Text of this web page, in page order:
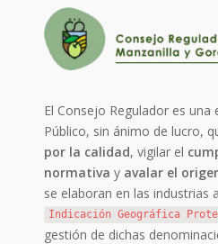
El Consejo Regulador es una
Público, sin ánimo de lucro,
por la calidad, vigilar el
normativa y avalar el
se elaboran en las industrias
Indicación Geográfica
gestión de dichas